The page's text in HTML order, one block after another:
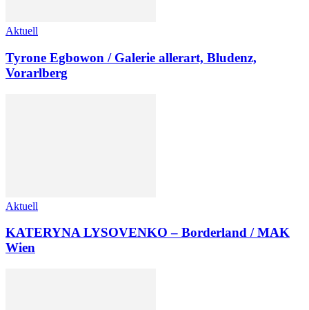
Aktuell
Tyrone Egbowon / Galerie allerart, Bludenz,
Vorarlberg
Aktuell
KATERYNA LYSOVENKO – Borderland / MAK
Wien